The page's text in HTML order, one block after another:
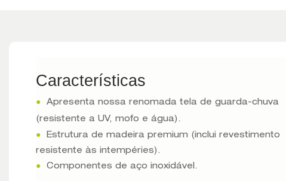
Características
●
Apresenta nossa renomada tela de guarda-chuva
(resistente a UV, mofo e água).
●
Estrutura de madeira premium (inclui revestimento
resistente às intempéries).
●
Componentes de aço inoxidável.